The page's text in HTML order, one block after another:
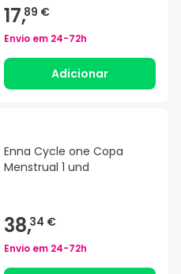
17,89 €
Envio em 24-72h
Adicionar
Enna Cycle one Copa
Menstrual 1 und
38,34 €
Envio em 24-72h